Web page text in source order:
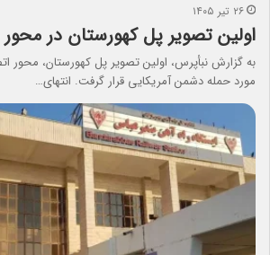
۲۶ تیر ۱۴۰۵
اولین تصویر پل کهورستان در محور
به گزارش نبأپرس، اولین تصویر پل کهورستان، محور
مورد حمله دشمن آمریکایی قرار گرفت. انتهای…